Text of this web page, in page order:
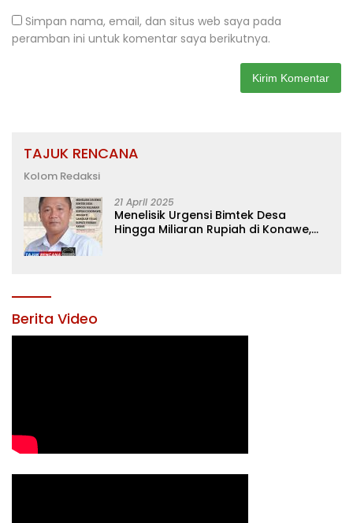
Simpan nama, email, dan situs web saya pada
peramban ini untuk komentar saya berikutnya.
TAJUK RENCANA
Kolom Redaksi
21 April 2025
Menelisik Urgensi Bimtek Desa
Hingga Miliaran Rupiah di Konawe,
Berita Video